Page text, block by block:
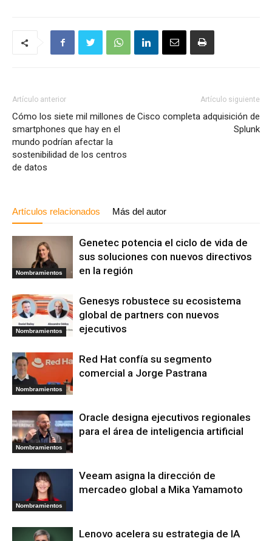
Artículo anterior
Cómo los siete mil millones de
smartphones que hay en el
mundo podrían afectar la
sostenibilidad de los centros
de datos
Artículo siguiente
Cisco completa adquisición de
Splunk
Artículos relacionados Más del autor
Nombramientos
Genetec potencia el ciclo de vida de
sus soluciones con nuevos directivos
en la región
Nombramientos
Genesys robustece su ecosistema
global de partners con nuevos
ejecutivos
Nombramientos
Red Hat confía su segmento
comercial a Jorge Pastrana
Nombramientos
Oracle designa ejecutivos regionales
para el área de inteligencia artificial
Nombramientos
Veeam asigna la dirección de
mercadeo global a Mika Yamamoto
Lenovo acelera su estrategia de IA